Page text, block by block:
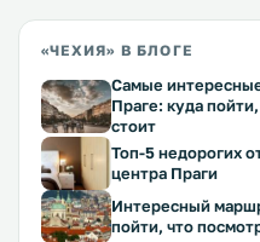
«ЧЕХИЯ» В БЛОГЕ
Самые
Праге: куда
стоит
Топ-5 недорогих
центра Праги
Интересный
пойти, что